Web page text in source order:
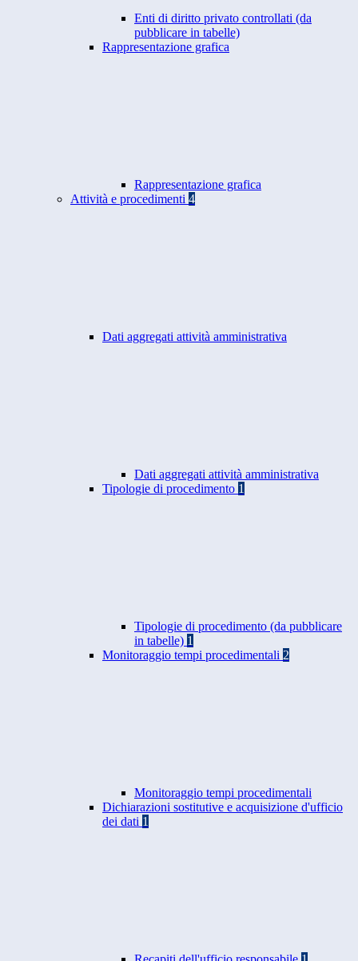
Enti di diritto privato controllati (da
pubblicare in tabelle)
Rappresentazione grafica
Rappresentazione grafica
Attività e procedimenti 4
Dati aggregati attività amministrativa
Dati aggregati attività amministrativa
Tipologie di procedimento 1
Tipologie di procedimento (da pubblicare
in tabelle) 1
Monitoraggio tempi procedimentali 2
Monitoraggio tempi procedimentali
Dichiarazioni sostitutive e acquisizione d'ufficio
dei dati 1